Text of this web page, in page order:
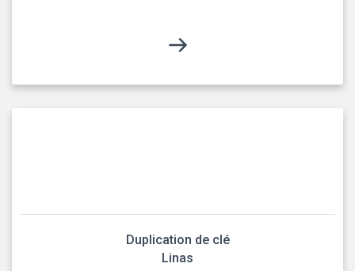
Duplication de clé
Linas